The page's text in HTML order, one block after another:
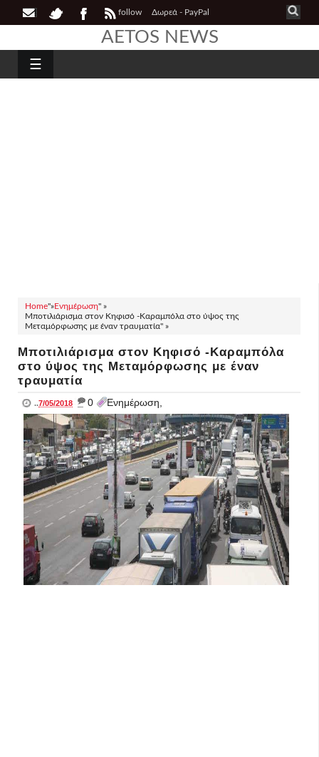
follow Δωρεά - PayPal
AETOS NEWS
☰
Home"»Ενημέρωση" »
Μποτιλιάρισμα στον Κηφισό -Καραμπόλα στο ύψος της
Μεταμόρφωσης με έναν τραυματία" »
Μποτιλιάρισμα στον Κηφισό -Καραμπόλα
στο ύψος της Μεταμόρφωσης με έναν
τραυματία
..7/05/2018 _ 0 Ενημέρωση,